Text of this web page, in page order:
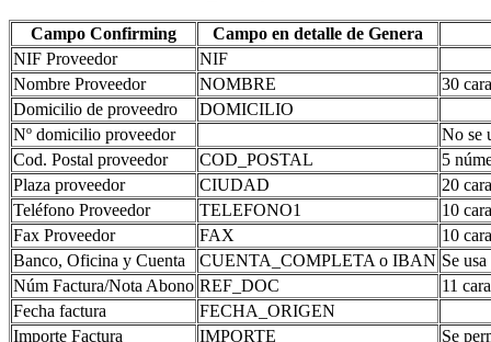
Campo Confirming
Campo en detalle de Genera
NIF Proveedor
NIF
Nombre Proveedor
NOMBRE
30
Domicilio de proveedro
DOMICILIO
Nº domicilio proveedor
No se
Cod. Postal proveedor
COD_POSTAL
5
Plaza proveedor
CIUDAD
20
Teléfono Proveedor
TELEFONO1
10
Fax Proveedor
FAX
10
Banco, Oficina y Cuenta
CUENTA_COMPLETA o IBAN Se
Núm Factura/Nota Abono REF_DOC
11
Fecha factura
FECHA_ORIGEN
Importe Factura
IMPORTE
Se